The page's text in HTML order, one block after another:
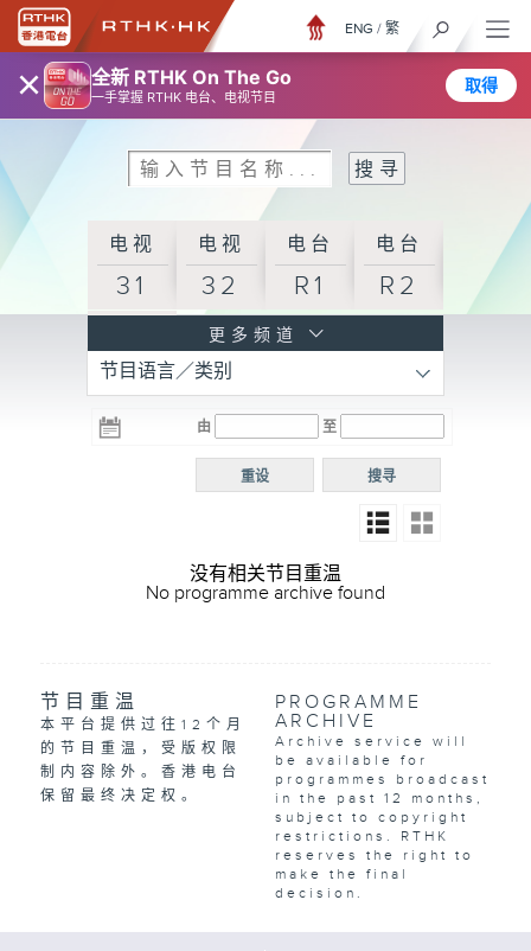
× 全新 RTHK On The Go
一手掌握 RTHK 电台、电视节目
取得
ENG / 繁
电视
31
电视
32
电台
R1
电台
R2
R3
电台 电台
R5
电台
普通
更多频道
节目语言／类别
由 至
搜寻
重设
没有相关节目重温
No programme archive found
节目重温
本平台提供过往12个月
的节目重温，受版权限
制内容除外。香港电台
保留最终决定权。
PROGRAMME
ARCHIVE
Archive service will
be available for
programmes broadcast
in the past 12 months,
subject to copyright
restrictions. RTHK
reserves the right to
make the final
decision.